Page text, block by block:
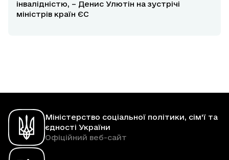
інвалідністю, – Денис Улютін на зустрічі
міністрів країн ЄС
Міністерство соціальної політики, сім'ї та
єдності України
Офіційний веб-сайт